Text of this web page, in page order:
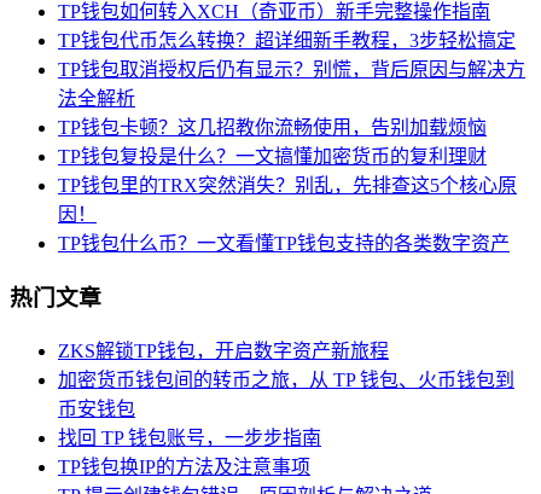
TP钱包如何转入XCH（奇亚币）新手完整操作指南
TP钱包代币怎么转换？超详细新手教程，3步轻松搞定
TP钱包取消授权后仍有显示？别慌，背后原因与解决方
法全解析
TP钱包卡顿？这几招教你流畅使用，告别加载烦恼
TP钱包复投是什么？一文搞懂加密货币的复利理财
TP钱包里的TRX突然消失？别乱，先排查这5个核心原
因！
TP钱包什么币？一文看懂TP钱包支持的各类数字资产
热门文章
ZKS解锁TP钱包，开启数字资产新旅程
加密货币钱包间的转币之旅，从 TP 钱包、火币钱包到
币安钱包
找回 TP 钱包账号，一步步指南
TP钱包换IP的方法及注意事项